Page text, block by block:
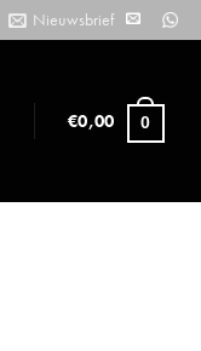
Nieuwsbrief
€0,00 0